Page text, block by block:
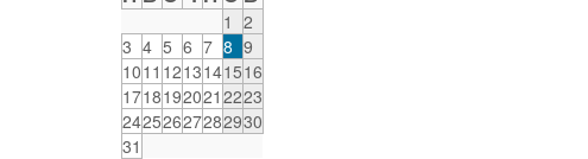
1 2
3 4 5 6 7 8 9
1011 1213141516
1718192021 2223
24252627282930
31